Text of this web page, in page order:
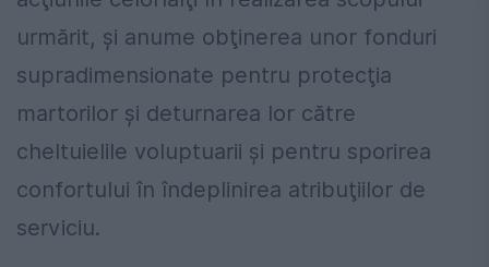
urmărit, şi anume obţinerea unor fonduri
supradimensionate pentru protecţia
martorilor şi deturnarea lor către
cheltuielile voluptuarii şi pentru sporirea
confortului în îndeplinirea atribuţiilor de
serviciu.